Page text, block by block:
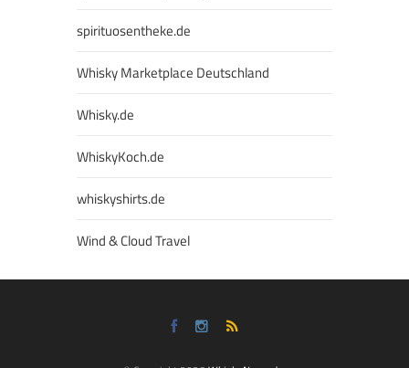
spirituosentheke.de
Whisky Marketplace Deutschland
Whisky.de
WhiskyKoch.de
whiskyshirts.de
Wind & Cloud Travel